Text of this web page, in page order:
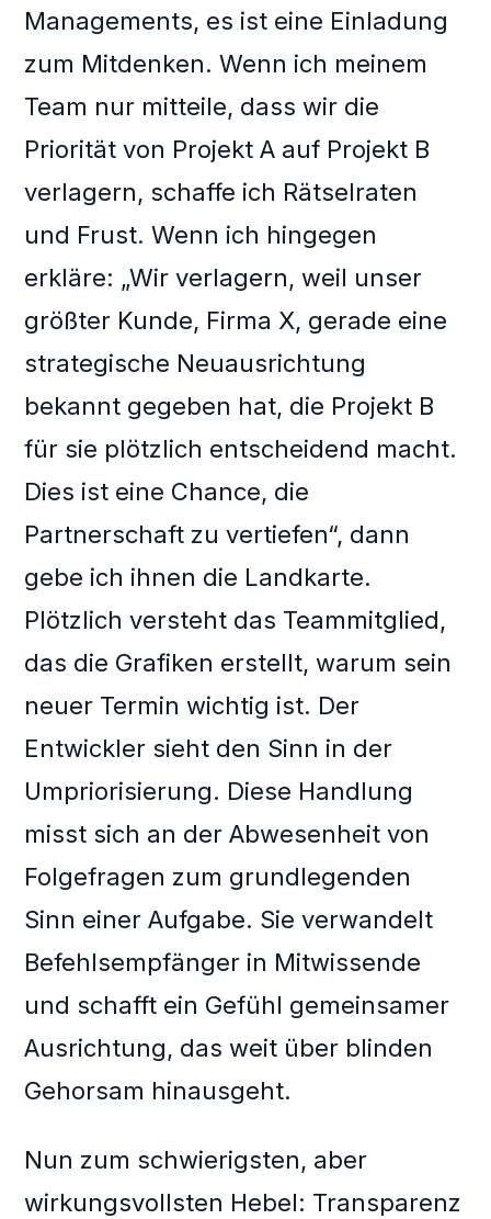
Managements, es ist eine Einladung
zum Mitdenken. Wenn ich meinem
Team nur mitteile, dass wir die
Priorität von Projekt A auf Projekt B
verlagern, schaffe ich Rätselraten
und Frust. Wenn ich hingegen
erkläre: „Wir verlagern, weil unser
größter Kunde, Firma X, gerade eine
strategische Neuausrichtung
bekannt gegeben hat, die Projekt B
für sie plötzlich entscheidend macht.
Dies ist eine Chance, die
Partnerschaft zu vertiefen“, dann
gebe ich ihnen die Landkarte.
Plötzlich versteht das Teammitglied,
das die Grafiken erstellt, warum sein
neuer Termin wichtig ist. Der
Entwickler sieht den Sinn in der
Umpriorisierung. Diese Handlung
misst sich an der Abwesenheit von
Folgefragen zum grundlegenden
Sinn einer Aufgabe. Sie verwandelt
Befehlsempfänger in Mitwissende
und schafft ein Gefühl gemeinsamer
Ausrichtung, das weit über blinden
Gehorsam hinausgeht.
Nun zum schwierigsten, aber
wirkungsvollsten Hebel: Transparenz